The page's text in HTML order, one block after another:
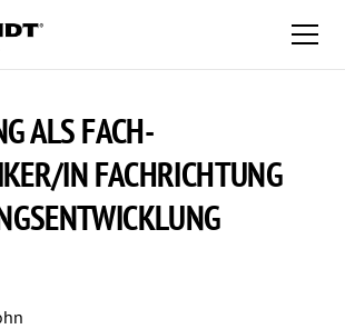
ALSFACH­
IN FACHRICHTUNG